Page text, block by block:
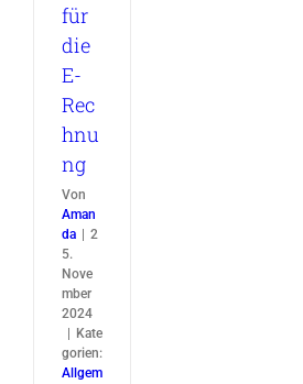
für
die
E-
Rec
hnu
ng
Von
Aman
da
2
5.
Nove
mber
2024
Kate
gorien:
Allgem